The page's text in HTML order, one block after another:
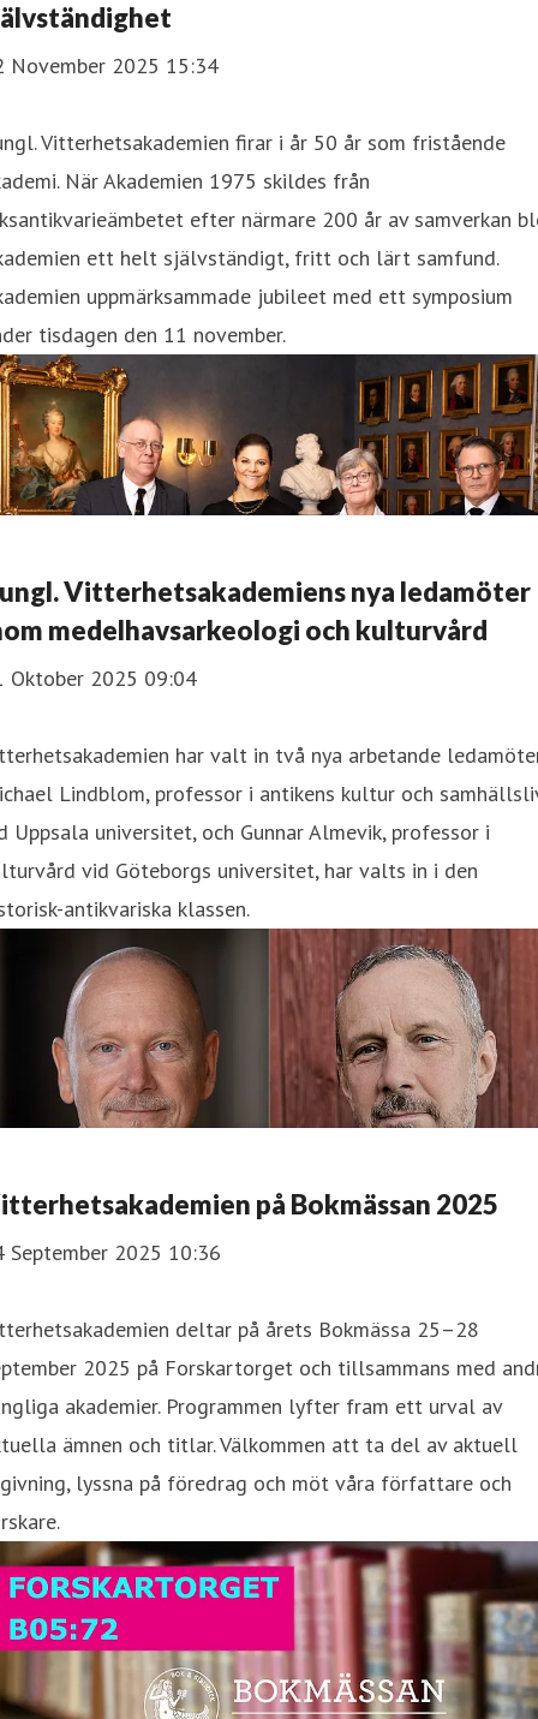
November 2025 15:34
Vitterhetsakademien firar i år 50 år som fristående
När Akademien 1975 skildes från
efter närmare 200 år av samverkan
ett helt självständigt, fritt och lärt samfund.
uppmärksammade jubileet med ett symposium
tisdagen den 11 november.
Vitterhetsakademiens nya ledamöter
medelhavsarkeologi och kulturvård
Oktober 2025 09:04
har valt in två nya arbetande
Lindblom, professor i antikens kultur och
Uppsala universitet, och Gunnar Almevik, professor i
vid Göteborgs universitet, har valts in i den
antikvariska klassen.
på Bokmässan 2025
September 2025 10:36
deltar på årets Bokmässa 25–28
2025 på Forskartorget och tillsammans med
akademier. Programmen lyfter fram ett urval av
ämnen och titlar. Välkommen att ta del av aktuell
lyssna på föredrag och möt våra författare och